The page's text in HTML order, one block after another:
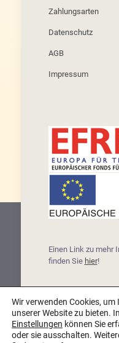
Zahlungsarten
Datenschutz
AGB
Impressum
Einen Link zu mehr
finden Sie hier!
© Oma
Wir verwenden Cookies,
unserer Website zu bieten.
Einstellungen können Sie
oder sie ausschalten.